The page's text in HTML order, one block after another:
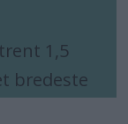
1,5
bredeste